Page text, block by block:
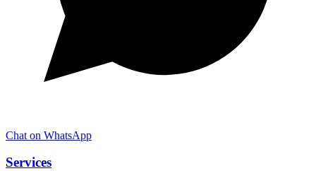
Chat on WhatsApp
Services